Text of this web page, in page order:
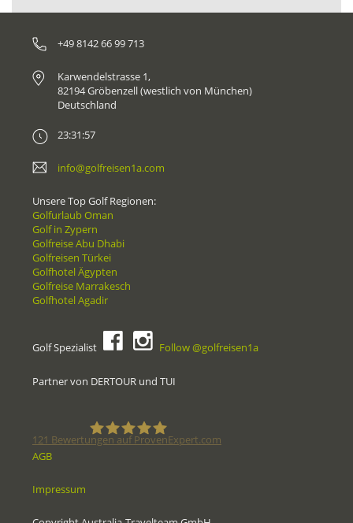
+49 8142 66 99 713
Karwendelstrasse 1,
82194 Gröbenzell (westlich von München)
Deutschland
23:31:57
info@golfreisen1a.com
Unsere Top Golf Regionen:
Golfurlaub Oman
Golf in Zypern
Golfreise Abu Dhabi
Golfreisen Türkei
Golfhotel Ägypten
Golfreise Marrakesch
Golfhotel Agadir
Golf Spezialist Follow @golfreisen1a
Partner von DERTOUR und TUI
Spezialisten
121 Bewertungen auf ProvenExpert.com
AGB
Impressum